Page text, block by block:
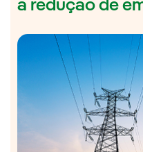
a redução de